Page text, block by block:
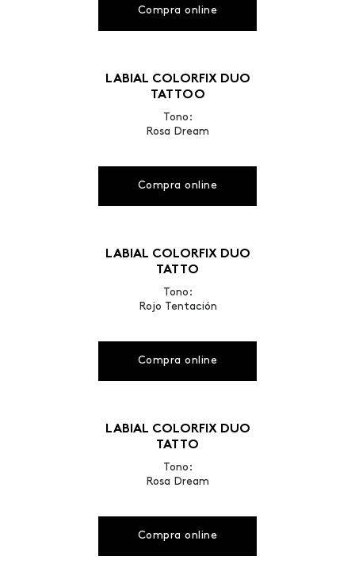
Compra online
LABIAL COLORFIX DUO
TATTOO
Tono:
Rosa Dream
Compra online
LABIAL COLORFIX DUO
TATTO
Tono:
Rojo Tentación
Compra online
LABIAL COLORFIX DUO
TATTO
Tono:
Rosa Dream
Compra online